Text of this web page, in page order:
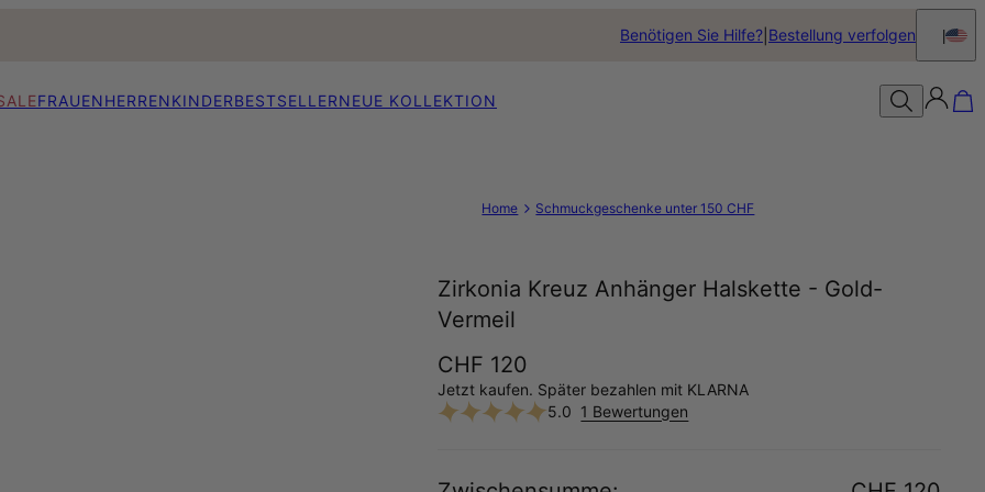
Benötigen Sie Hilfe? Bestellung verfolgen
FRAUENHERRENKINDERBESTSELLERNEUE KOLLEKTION
Home Schmuckgeschenke unter 150 CHF
Zirkonia Kreuz Anhänger Halskette - Gold-
Vermeil
CHF 120
Jetzt kaufen. Später bezahlen mit KLARNA
5.0 1 Bewertungen